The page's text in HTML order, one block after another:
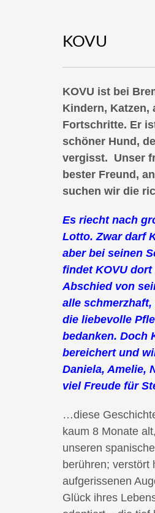
KOVU
KOVU ist bei
Kindern, Katzen,
Fortschritte. Er
schöner Hund,
vergisst. Unser
bester Freund,
suchen wir die
Es riecht nach
Lotto. Zwar darf
aber bei seinen
findet KOVU dort
Abschied von
alle
die liebevolle
bedanken. Doch
bereichert und
Daniela, Amelie,
viel Freude für
…diese
kaum 8 Monate
unseren
berühren; verstört
aufgerissenen
Glück ihres